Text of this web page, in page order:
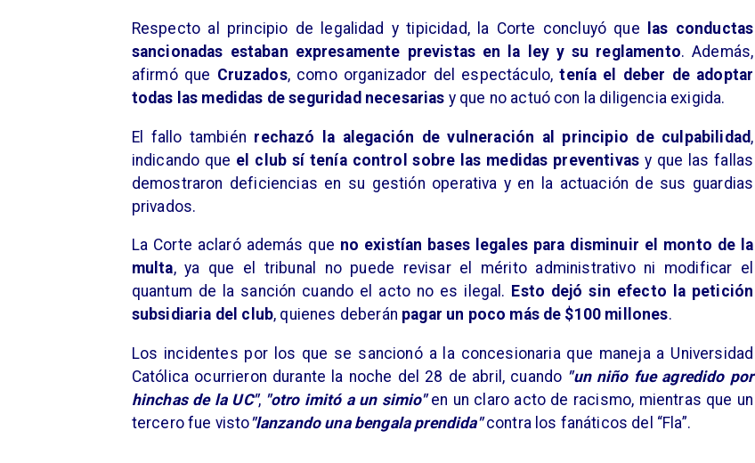
Respecto al principio de legalidad y tipicidad, la Corte concluyó que
las conductas
sancionadas estaban expresamente previstas en la ley y su reglamento. Además,
afirmó que Cruzados, como organizador del espectáculo,tenía el deber de adoptar
todas las medidas de seguridad necesarias y que no actuó con la diligencia exigida.
El fallo también rechazó la alegación de vulneración al principio de culpabilidad ,
indicando que el club sí tenía control sobre las medidas preventivas y que las fallas
demostraron deficiencias en su gestión operativa y en la actuación de sus guardias
privados.
La Corte aclaró además que no existían bases legales para disminuir el monto de la
multa, ya que el tribunal no puede revisar el mérito administrativo ni modificar el
quantum de la sanción cuando el acto no es ilegal. Esto dejó sin efecto la petición
subsidiaria del club, quienes deberán pagar un poco más de $100 millones.
Los incidentes por los que se sancionó a la concesionaria que maneja a Universidad
Católica ocurrieron durante la noche del 28 de abril, cuando "un niño fue agredido por
hinchas de la UC", "otro imitó a un simio"en un claro acto de racismo, mientras que un
tercero fue visto"lanzando una bengala prendida"contra los fanáticos del “Fla”.